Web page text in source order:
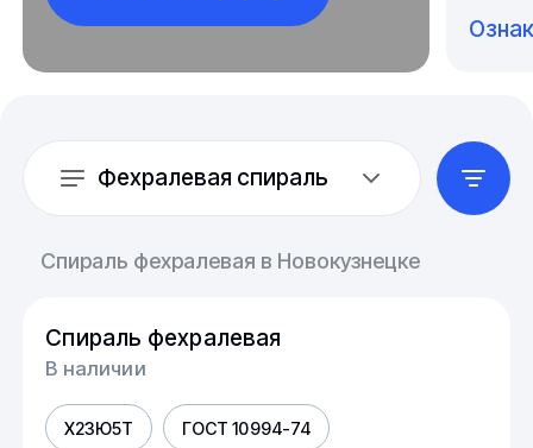
Фехралевая спираль
Спираль фехралевая в Новокузнецке
Спираль фехралевая
В наличии
Х23Ю5Т ГОСТ 10994-74